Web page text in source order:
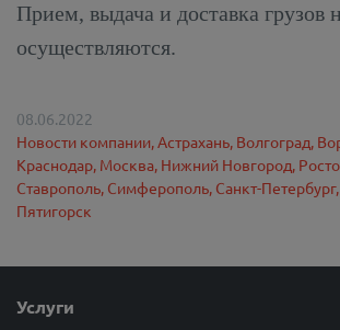
Прием, выдача и доставка грузов
осуществляются.
08.06.2022
Новости компании,Астрахань, Волгоград,
Краснодар, Москва, Нижний Новгород,
Ставрополь, Симферополь, Санкт-Петербург,
Пятигорск
Услуги